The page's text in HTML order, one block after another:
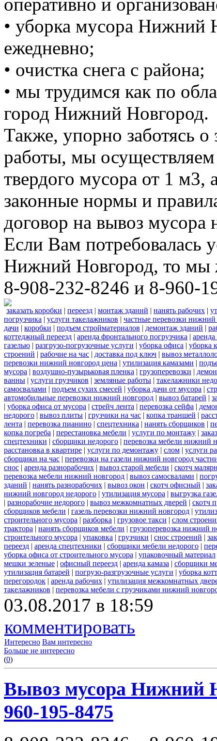
• уборка мусора Нижний
ежедневно;
• очистка снега с района;
• мы трудимся как по
город Нижний Новгород.
Также, упорно заботясь
работы, мы
твердого мусора от 1 м3,
законные нормы и
договор на вывоз мусора
Если Вам потребовалась
Нижний Новгород, то мы
8-908-232-8246 и 8-960-
заказать коробки | переезд | монтаж зданий | нанять рабочих |
погрузчика | услуги такелажников | частные перевозки нижний
дачи | коробки | подъем стройматериалов | демонтаж зданий |
коттеджный переезд | аренда фронтального погрузчика |
газелью | разгрузо-погрузочные услуги | уборка офиса | уборка
строений | рабочие на час | доставка под ключ | вывоз
перевозки нижний новгород цена | утилизация камазами |
мусора | воздушно-пузырьковая пленка | грузоперевозки |
ванны | услуги грузчиков | земляные работы | такелажники
самосвалами | подъем сухих смесей | уборка дачи от мусора |
автомобильные перевозки нижний новгород | вывоз батарей |
| уборка офиса от мусора | стрейч лента | перевозка сейфа |
недорого | вывоз плиты | грузчики на час | копка траншей |
лента | перевозка пианино | спецтехника | нанять сборщиков |
копка погреба | перестановка мебели | услуги по монтажу |
спецтехники | сборщики недорого | перевозка мебели нижний
расстановка в квартире | услуги по демонтажу | слом | услуги
сборщики на час | перевозки на газели нижний новгород
снос | аренда разнорабочих | вывоз старой мебели | скотч
перевозка мебели нижний новгород | вывоз самосвалами |
зданий | нанять разнорабочих | вывоз окон | скотч офисный |
нижний новгород недорого | утилизация мусора | выгрузка
| разнорабочие недорого | вывоз межкомнатных дверей | скотч
сборщиков мебели | газель перевозки нижний новгород |
строительного мусора | разборка | грузовое такси | слом
трактора | нанять сборщиков мебели | грузоперевозка нижний
строительного мусора | упаковка | грузчики | снос строений |
переезд | аренда спецтехники | сборщики мебели недорого |
уборка офиса от строительного мусора | упаковочный материал
мешки зеленые | офисный переезд | аренда камаза | сборщики
утилизация батарей | погрузо-разгрузочные услуги | уборка
перегородок | аренда рабочих | утилизация межкомнатных
такелажников | перевозка мебели с грузчиками нижний
03.08.2017 в 18:59
комментировать
Интересно Вам интересно
Больше не интересно
(0)
Вывоз мусора Нижний
960-195-8475